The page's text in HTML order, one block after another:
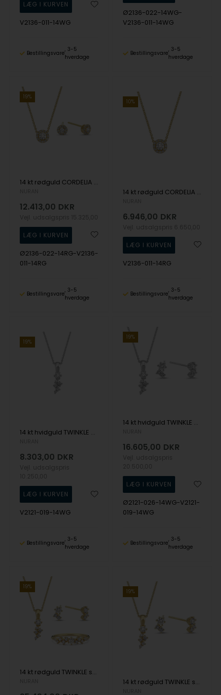
V2136-011-14WG
Bestillingsvare
3-5
hverdage
Ø2136-022-14WG-
V2136-011-14WG
Bestillingsvare
3-5
hverdage
19%
14 kt rødguld CORDELIA smykkesæt med brillianter Wesselton SI
12.413,00 DKR
Ø2136-022-14RG-V2136-
011-14RG
Bestillingsvare
3-5
hverdage
10%
14 kt rødguld CORDELIA vedhæng med brillianter Wesselton SI
6.946,00 DKR
V2136-011-14RG
Bestillingsvare
3-5
hverdage
19%
14 kt hvidguld TWINKLE vedhæng med brillianter Wesselton SI
8.303,00 DKR
V2121-019-14WG
Bestillingsvare
3-5
hverdage
19%
14 kt hvidguld TWINKLE smykkesæt med brillianter Wesselton SI
16.605,00 DKR
Ø2121-026-14WG-V2121-
019-14WG
Bestillingsvare
3-5
hverdage
19%
14 kt rødguld TWINKLE smykkesæt med brillanter Wesselton SI
19%
14 kt rødguld TWINKLE smykkesæt med brillianter Wesselton SI